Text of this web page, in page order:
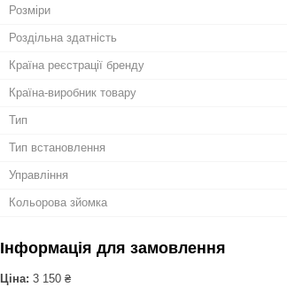
Розміри
Роздільна здатність
Країна реєстрації бренду
Країна-виробник товару
Тип
Тип встановлення
Управління
Кольорова зйомка
Інформація для замовлення
Ціна: 3 150 ₴